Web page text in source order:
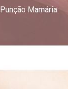
Punção Mamária